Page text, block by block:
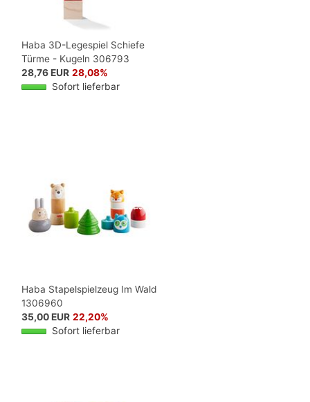
Haba 3D-Legespiel Schiefe
Türme - Kugeln 306793
28,76 EUR 28,08%
Sofort lieferbar
Haba Stapelspielzeug Im Wald
1306960
35,00 EUR 22,20%
Sofort lieferbar